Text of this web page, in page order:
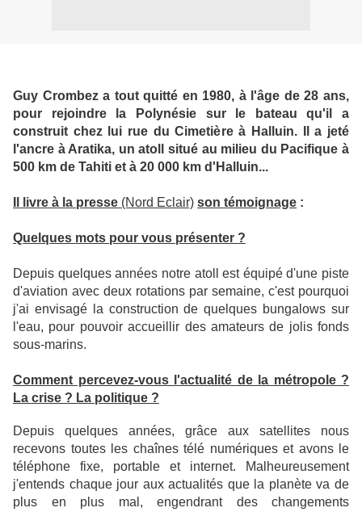
Guy Crombez a tout quitté en 1980, à l'âge de 28 ans,
pour rejoindre la Polynésie sur le bateau qu'il a
construit chez lui rue du Cimetière à Halluin. Il a jeté
l'ancre à Aratika, un atoll situé au milieu du Pacifique à
500 km de Tahiti et à 20 000 km d'Halluin...
Il livre à la presse (Nord Eclair) son témoignage :
Quelques mots pour vous présenter ?
Depuis quelques années notre atoll est équipé d'une piste
d'aviation avec deux rotations par semaine, c'est pourquoi
j'ai envisagé la construction de quelques bungalows sur
l'eau, pour pouvoir accueillir des amateurs de jolis fonds
sous-marins.
Comment percevez-vous l'actualité de la métropole ?
La crise ? La politique ?
Depuis quelques années, grâce aux satellites nous
recevons toutes les chaînes télé numériques et avons le
téléphone fixe, portable et internet. Malheureusement
j'entends chaque jour aux actualités que la planète va de
plus en plus mal, engendrant des changements